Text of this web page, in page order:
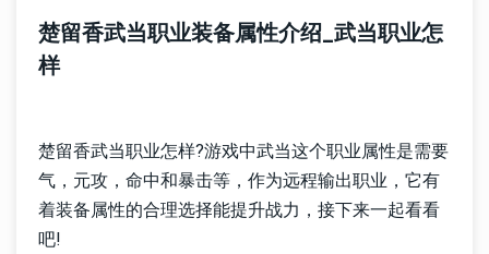
楚留香武当职业装备属性介绍_武当职业怎
样
楚留香武当职业怎样?游戏中武当这个职业属性是需要
气，元攻，命中和暴击等，作为远程输出职业，它有
着装备属性的合理选择能提升战力，接下来一起看看
吧!